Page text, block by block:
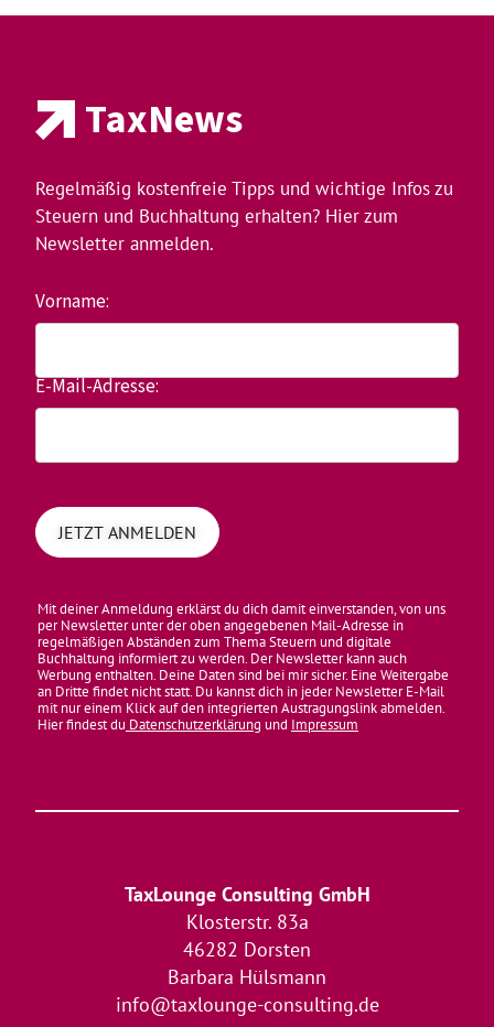
TaxNews
Regelmäßig kostenfreie Tipps und wichtige Infos zu
Steuern und Buchhaltung erhalten? Hier zum
Newsletter anmelden.
Vorname:
E-Mail-Adresse:
Mit deiner Anmeldung erklärst du dich damit einverstanden, von uns
per Newsletter unter der oben angegebenen Mail-Adresse in
regelmäßigen Abständen zum Thema Steuern und digitale
Buchhaltung informiert zu werden. Der Newsletter kann auch
Werbung enthalten. Deine Daten sind bei mir sicher. Eine Weitergabe
an Dritte findet nicht statt. Du kannst dich in jeder Newsletter E-Mail
mit nur einem Klick auf den integrierten Austragungslink abmelden.
Hier findest du Datenschutzerklärung und Impressum
TaxLounge Consulting GmbH
Klosterstr. 83a
46282 Dorsten
Barbara Hülsmann
info@taxlounge-consulting.de